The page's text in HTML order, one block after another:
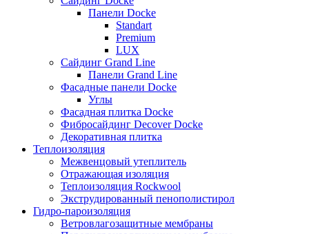
Панели Docke
Standart
Premium
LUX
Сайдинг Grand Line
Панели Grand Line
Фасадные панели Docke
Углы
Фасадная плитка Docke
Фибросайдинг Decover Docke
Декоративная плитка
Теплоизоляция
Межвенцовый утеплитель
Отражающая изоляция
Теплоизоляция Rockwool
Экструдированный пенополистирол
Гидро-пароизоляция
Ветровлагозащитные мембраны